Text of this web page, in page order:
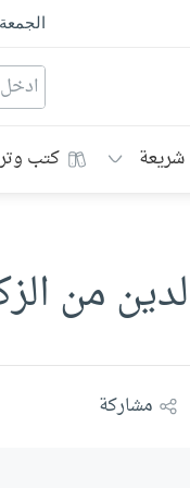
شريعة كتب
من
مشاركة